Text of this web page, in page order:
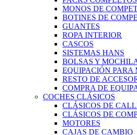
MONOS DE
BOTINES DE
GUANTES
ROPA INTERIOR
CASCOS
SISTEMAS HANS
BOLSAS Y
EQUIPACIÓN PARA
RESTO DE
COMPRA DE
COCHES CLÁSICOS
CLÁSICOS DE
CLÁSICOS DE
MOTORES
CAJAS DE CAMBIO